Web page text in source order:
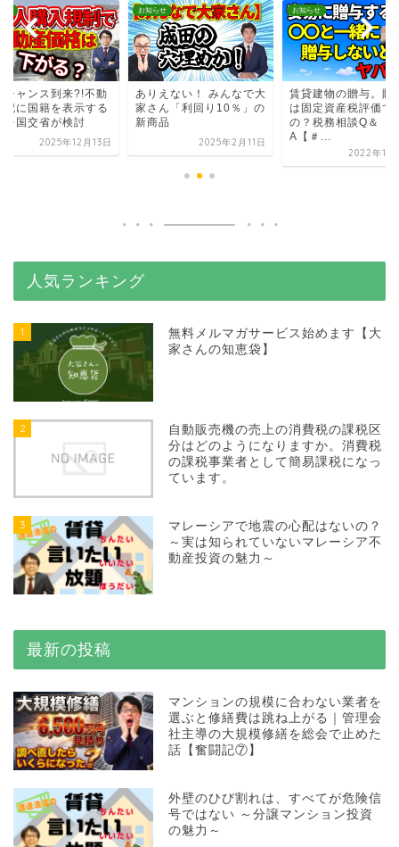
チャンス到来?!不動
記に国籍を表示する
を国交省が検討
2025年12月13日
お知らせ
ありえない！ みんなで大
家さん「利回り10％」の
新商品
2025年2月11日
お知らせ
賃貸建物の贈与。贈
は固定資産税評価で
の？税務相談Q＆
A【＃...
2022年11
人気ランキング
1
無料メルマガサービス始めます【大
家さんの知恵袋】
2
自動販売機の売上の消費税の課税区
分はどのようになりますか。消費税
の課税事業者として簡易課税になっ
ています。
3
マレーシアで地震の心配はないの？
～実は知られていないマレーシア不
動産投資の魅力～
最新の投稿
マンションの規模に合わない業者を
選ぶと修繕費は跳ね上がる｜管理会
社主導の大規模修繕を総会で止めた
話【奮闘記⑦】
外壁のひび割れは、すべてが危険信
号ではない ～分譲マンション投資
の魅力～